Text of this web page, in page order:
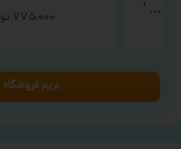
… ‘
۷۷۵,۰۰۰
بریم فروشگاه